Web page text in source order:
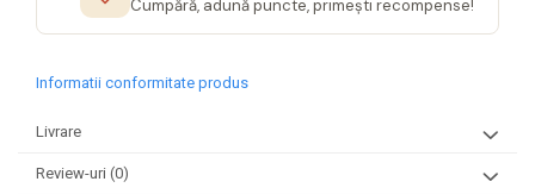
Cumpără, adună puncte, primești recompense!
Informatii conformitate produs
Livrare
Review-uri (0)